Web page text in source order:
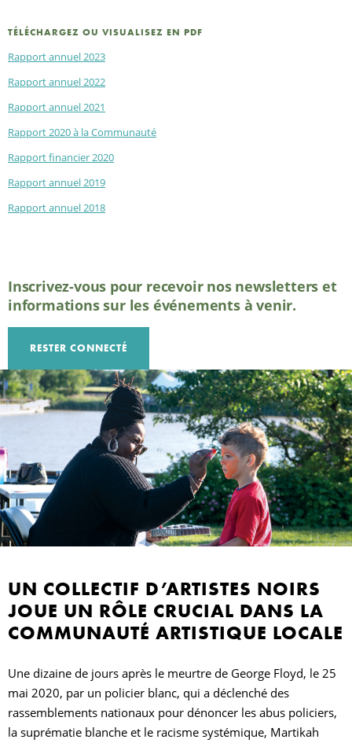
UN COLLECTIF D’ARTISTES NOIRS
JOUE UN RÔLE CRUCIAL DANS LA
COMMUNAUTÉ ARTISTIQUE LOCALE
Une dizaine de jours après le meurtre de George Floyd, le 25
mai 2020, par un policier blanc, qui a déclenché des
rassemblements nationaux pour dénoncer les abus policiers,
la suprématie blanche et le racisme systémique, Martikah
TÉLÉCHARGEZ OU VISUALISEZ EN PDF
Rapport annuel 2023
Rapport annuel 2022
Rapport annuel 2021
Rapport 2020 à la Communauté
Rapport financier 2020
Rapport annuel 2019
Rapport annuel 2018
Inscrivez-vous pour recevoir nos newsletters et
informations sur les événements à venir.
RESTER CONNECTÉ